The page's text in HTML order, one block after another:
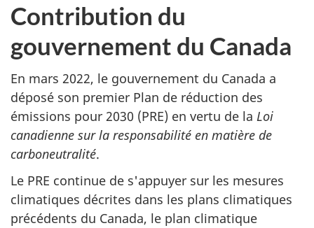
Contribution du
gouvernement du Canada
En mars 2022, le gouvernement du Canada a
déposé son premier Plan de réduction des
émissions pour 2030 (PRE) en vertu de la Loi
canadienne sur la responsabilité en matière de
carboneutralité.
Le PRE continue de s'appuyer sur les mesures
climatiques décrites dans les plans climatiques
précédents du Canada, le plan climatique